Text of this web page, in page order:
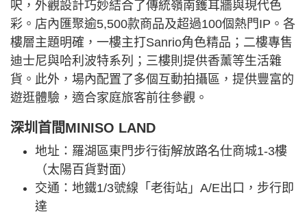
呎，外觀設計巧妙結合了傳統嶺南鑊耳牆與現代色
彩。店內匯聚逾5,500款商品及超過100個熱門IP。各
樓層主題明確，一樓主打Sanrio角色精品；二樓專售
迪士尼與哈利波特系列；三樓則提供香薰等生活雜
貨。此外，場內配置了多個互動拍攝區，提供豐富的
遊逛體驗，適合家庭旅客前往參觀。
深圳首間MINISO LAND
地址：羅湖區東門步行街解放路名仕商城1-3樓
（太陽百貨對面）
交通：地鐵1/3號線「⽼街站」A/E出口，步行即
達